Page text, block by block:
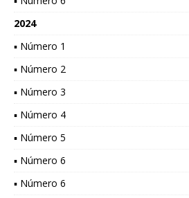
2024
▪ Número 1
▪ Número 2
▪ Número 3
▪ Número 4
▪ Número 5
▪ Número 6
▪ Número 6